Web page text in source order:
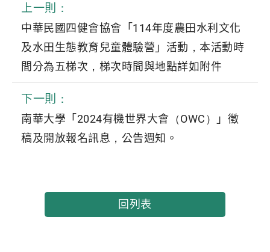
上一則：
中華民國四健會協會「114年度農田水利文化
及水田生態教育兒童體驗營」活動，本活動時
間分為五梯次，梯次時間與地點詳如附件
下一則：
南華大學「2024有機世界大會（OWC）」徵
稿及開放報名訊息，公告週知。
回列表